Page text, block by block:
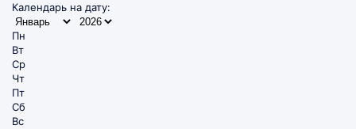
Календарь на дату:
Пн
Вт
Ср
Чт
Пт
Сб
Вс